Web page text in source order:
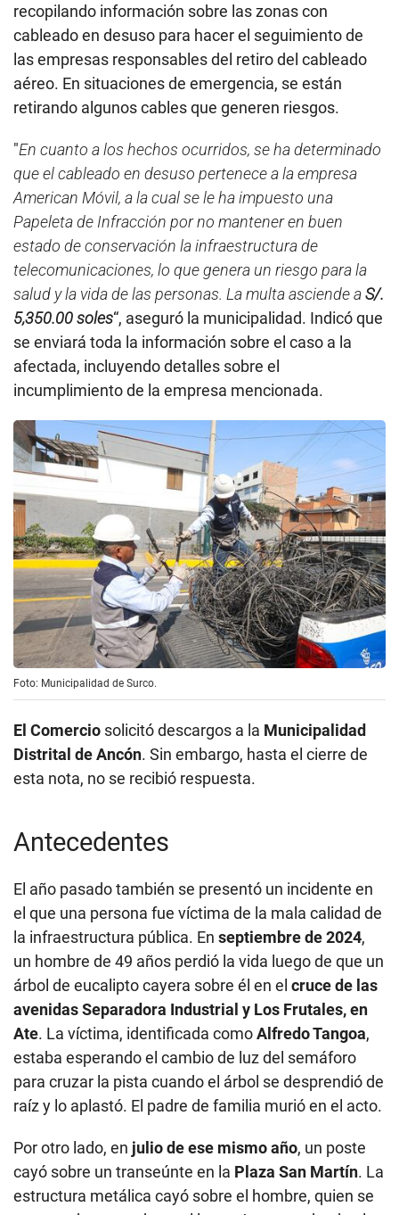
recopilando información sobre las zonas con
cableado en desuso para hacer el seguimiento de
las empresas responsables del retiro del cableado
aéreo. En situaciones de emergencia, se están
retirando algunos cables que generen riesgos.
"En cuanto a los hechos ocurridos, se ha determinado
que el cableado en desuso pertenece a la empresa
American Móvil, a la cual se le ha impuesto una
Papeleta de Infracción por no mantener en buen
estado de conservación la infraestructura de
telecomunicaciones, lo que genera un riesgo para la
salud y la vida de las personas. La multa asciende aS/.
5,350.00 soles“, aseguró la municipalidad. Indicó que
se enviará toda la información sobre el caso a la
afectada, incluyendo detalles sobre el
incumplimiento de la empresa mencionada.
Foto: Municipalidad de Surco.
El Comercio solicitó descargos a la Municipalidad
Distrital de Ancón. Sin embargo, hasta el cierre de
esta nota, no se recibió respuesta.
Antecedentes
El año pasado también se presentó un incidente en
el que una persona fue víctima de la mala calidad de
la infraestructura pública. En septiembre de 2024,
un hombre de 49 años perdió la vida luego de que un
árbol de eucalipto cayera sobre él en el cruce de las
avenidas Separadora Industrial y Los Frutales, en
Ate. La víctima, identificada comoAlfredo Tangoa,
estaba esperando el cambio de luz del semáforo
para cruzar la pista cuando el árbol se desprendió de
raíz y lo aplastó. El padre de familia murió en el acto.
Por otro lado, en julio de ese mismo año, un poste
cayó sobre un transeúnte en la Plaza San Martín. La
estructura metálica cayó sobre el hombre, quien se